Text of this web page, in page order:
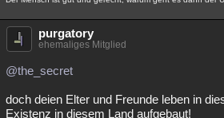
purgatory
ehemaliges Mitglied
@the_secret
doch deien Elter und Freunde leben in
Existenz in diesem Land aufgebaut!